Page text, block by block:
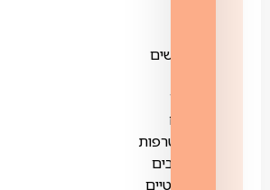
חודשים
130
ש"ח
הצטרפות
לסיבים
אופטיים